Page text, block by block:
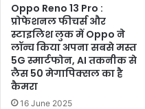
Oppo Reno 13 Pro :
प्रोफेशनल फीचर्स और
स्टाइलिश लुक में Oppo ने
लॉन्च किया अपना सबसे मस्त
5G स्मार्टफोन, AI तकनीक से
लैस 50 मेगापिक्सल का है
कैमरा
16 June 2025